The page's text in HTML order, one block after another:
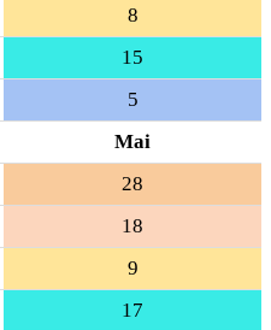
8
15
5
Mai
28
18
9
17